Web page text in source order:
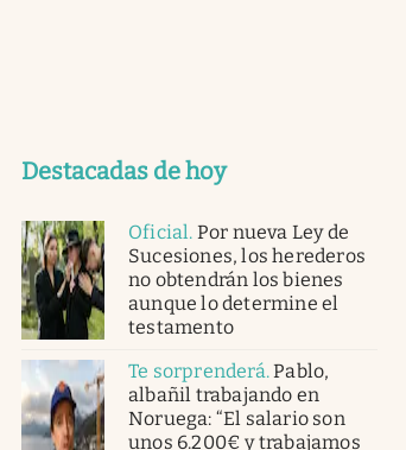
Destacadas de hoy
Oficial. Por nueva Ley de
Sucesiones, los herederos
no obtendrán los bienes
aunque lo determine el
testamento
Te sorprenderá.Pablo,
albañil trabajando en
Noruega: “El salario son
unos 6.200€ y trabajamos